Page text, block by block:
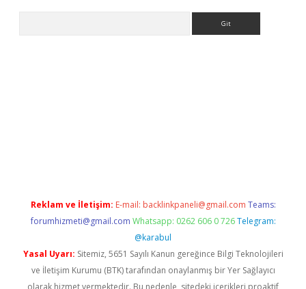
Reklam ve İletişim: E-mail: backlinkpaneli@gmail.com Teams:
forumhizmeti@gmail.com Whatsapp: 0262 606 0 726 Telegram:
@karabul
Yasal Uyarı: Sitemiz, 5651 Sayılı Kanun gereğince Bilgi Teknolojileri
ve İletişim Kurumu (BTK) tarafından onaylanmış bir Yer Sağlayıcı
olarak hizmet vermektedir. Bu nedenle, sitedeki içerikleri proaktif